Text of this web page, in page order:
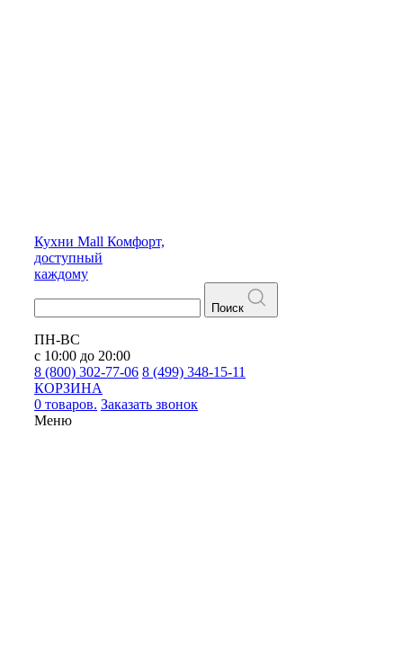
Кухни Mall Комфорт,
доступный
каждому
Поиск
ПН-ВС
с 10:00 до 20:00
8 (800) 302-77-06 8 (499) 348-15-11
КОРЗИНА
0 товаров. Заказать звонок
Меню